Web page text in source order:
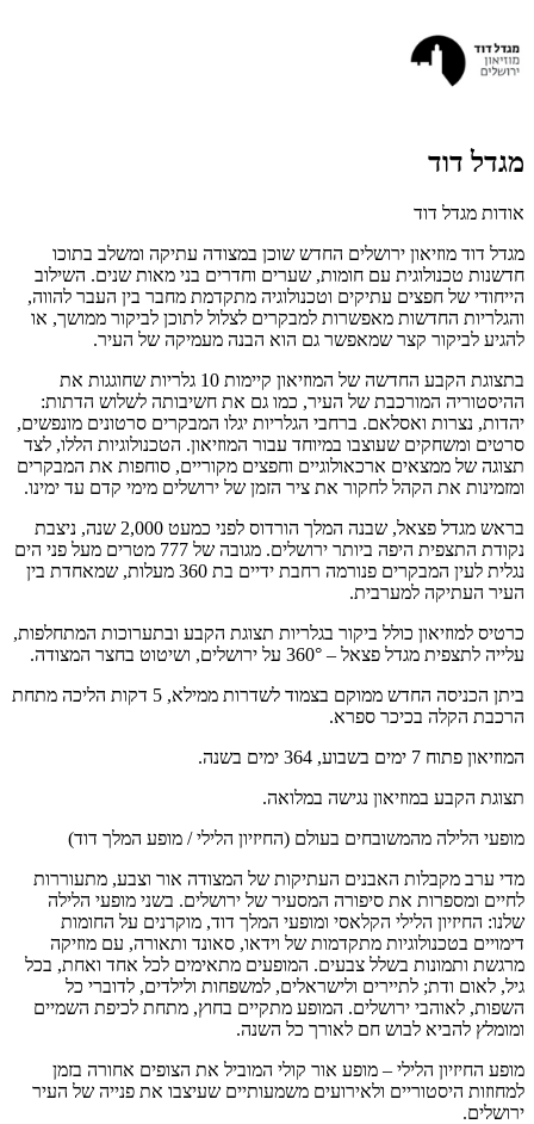
מגדל דוד
אודות מגדל דוד
מגדל דוד מוזיאון ירושלים החדש שוכן במצודה עתיקה ומשלב בתוכו
חדשנות טכנולוגית עם חומות, שערים וחדרים בני מאות שנים. השילוב
הייחודי של חפצים עתיקים וטכנולוגיה מתקדמת מחבר בין העבר להווה,
והגלריות החדשות מאפשרות למבקרים לצלול לתוכן לביקור ממושך, או
להגיע לביקור קצר שמאפשר גם הוא הבנה מעמיקה של העיר.
בתצוגת הקבע החדשה של המוזיאון קיימות 10 גלריות שחוגגות את
ההיסטוריה המורכבת של העיר, כמו גם את חשיבותה לשלוש הדתות:
יהדות, נצרות ואסלאם. ברחבי הגלריות יגלו המבקרים סרטונים מונפשים,
סרטים ומשחקים שעוצבו במיוחד עבור המוזיאון. הטכנולוגיות הללו, לצד
תצוגה של ממצאים ארכאולוגיים וחפצים מקוריים, סוחפות את המבקרים
ומזמינות את הקהל לחקור את ציר הזמן של ירושלים מימי קדם עד ימינו.
בראש מגדל פצאל, שבנה המלך הורדוס לפני כמעט 2,000 שנה, ניצבת
נקודת התצפית היפה ביותר ירושלים. מגובה של 777 מטרים מעל פני הים
נגלית לעין המבקרים פנורמה רחבת ידיים בת 360 מעלות, שמאחדת בין
העיר העתיקה למערבית.
כרטיס למוזיאון כולל ביקור בגלריות תצוגת הקבע ובתערוכות המתחלפות,
עלייה לתצפית מגדל פצאל – 360° על ירושלים, ושיטוט בחצר המצודה.
ביתן הכניסה החדש ממוקם בצמוד לשדרות ממילא, 5 דקות הליכה מתחת
הרכבת הקלה בכיכר ספרא.
המוזיאון פתוח 7 ימים בשבוע, 364 ימים בשנה.
תצוגת הקבע במוזיאון נגישה במלואה.
מופעי הלילה מהמשובחים בעולם (החיזיון הלילי / מופע המלך דוד)
מדי ערב מקבלות האבנים העתיקות של המצודה אור וצבע, מתעוררות
לחיים ומספרות את סיפורה המסעיר של ירושלים. בשני מופעי הלילה
שלנו: החיזיון הלילי הקלאסי ומופעי המלך דוד, מוקרנים על החומות
דימויים בטכנולוגיות מתקדמות של וידאו, סאונד ותאורה, עם מוזיקה
מרגשת ותמונות בשלל צבעים. המופעים מתאימים לכל אחד ואחת, בכל
גיל, לאום ודת; לתיירים ולישראלים, למשפחות ולילדים, לדוברי כל
השפות, לאוהבי ירושלים. המופע מתקיים בחוץ, מתחת לכיפת השמיים
ומומלץ להביא לבוש חם לאורך כל השנה.
מופע החיזיון הלילי – מופע אור קולי המוביל את הצופים אחורה בזמן
למחוזות היסטוריים ולאירועים משמעותיים שעיצבו את פנייה של העיר
ירושלים.